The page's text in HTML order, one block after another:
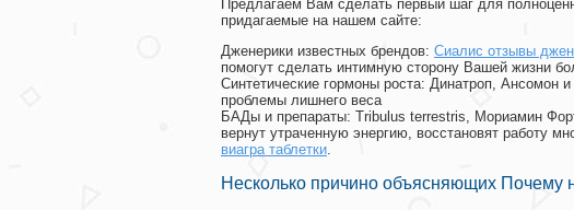
Предлагаем Вам сделать первый шаг для
придагаемые на нашем сайте:
Дженерики известных брендов: Сиалис отзывы
помогут сделать интимную сторону Вашей жизни
Синтетические гормоны роста: Динатроп, Ансомон и
проблемы лишнего веса
БАДы и препараты: Tribulus terrestris, Мориамин
вернут утраченную энергию, восстановят работу
виагра таблетки.
Несколько причино объясняющих Почему